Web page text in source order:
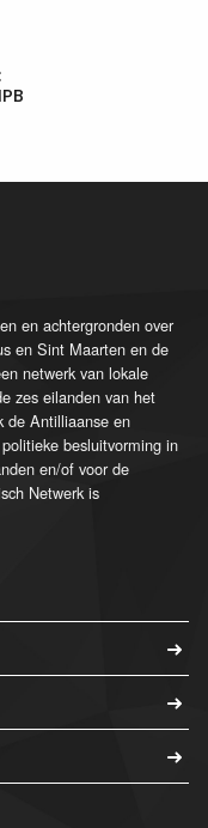
en achtergronden over
en Sint Maarten en de
netwerk van lokale
zes eilanden van het
de Antilliaanse en
besluitvorming in
en/of voor de
Netwerk is